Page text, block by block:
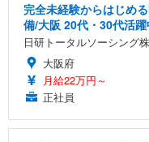
完全未経験からはじめ
備/大阪 20代・30代活躍
日研トータルソーシング
大阪府
月給22万円～
正社員